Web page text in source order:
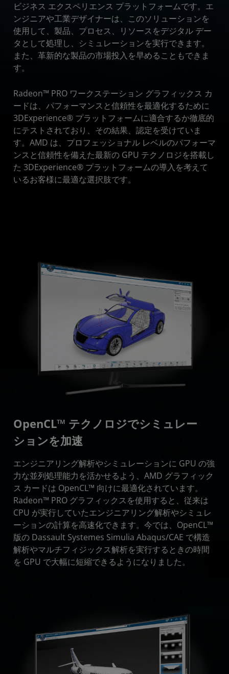
ビジネス エクスペリエンス プラットフォームです。エ
ンジニアや工業デザイナーは、このソリューションを
使用して、製品、プロセス、リソースをデジタル デー
タとして処理し、シミュレーションを実行できます。
また、革新的な製品の市場投入を早めることもできま
す。
Radeon™ PRO ワークステーション グラフィックス カ
ードは、パフォーマンスと信頼性を最適化するために
3DExperience® プラットフォームに適合するか徹底的
にテストされており、その結果、認定を受けていま
す。AMD は、プロフェッショナル レベルのパフォーマ
ンスと信頼性を備えた最新の GPU テクノロジを搭載し
た 3DExperience® プラットフォームの導入を考えて
いるお客様に最適な選択肢です。​
OpenCL™ テクノロジでシミュレー
ションを加速
エンジニアリング解析やシミュレーションに GPU の強
力な並列処理能力を活かせるよう、AMD グラフィック
ス カードは OpenCL™ 向けに最適化されています。
Radeon™ PRO グラフィックスを使用すると、従来は
CPU が実行していたエンジニアリング解析やシミュレ
ーションの計算を高速化できます。今では、OpenCL™
版の Dassault Systemes Simulia Abaqus/CAE で構造
解析やマルチフィジックス解析を実行するときの時間
を GPU で大幅に短縮できるようになりました。